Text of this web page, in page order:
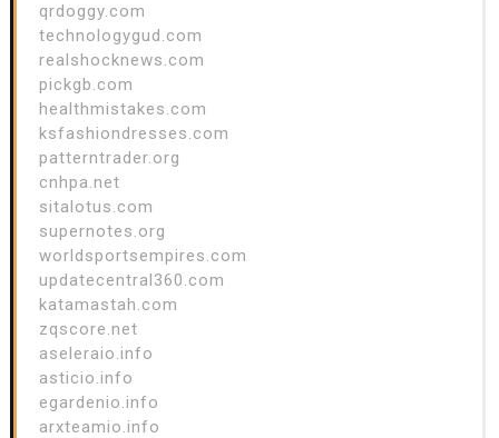
qrdoggy.com
technologygud.com
realshocknews.com
pickgb.com
healthmistakes.com
ksfashiondresses.com
patterntrader.org
cnhpa.net
sitalotus.com
supernotes.org
worldsportsempires.com
updatecentral360.com
katamastah.com
zqscore.net
aseleraio.info
asticio.info
egardenio.info
arxteamio.info